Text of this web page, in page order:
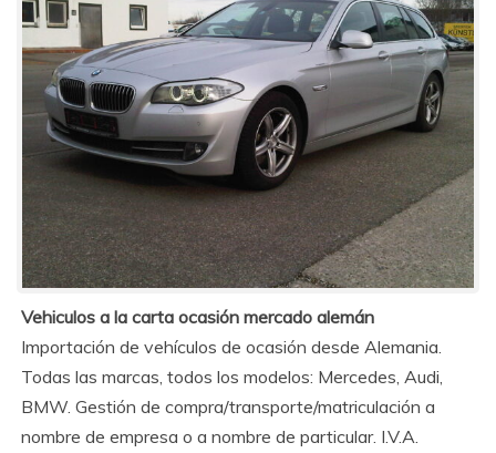
Vehiculos a la carta ocasión mercado alemán
Importación de vehículos de ocasión desde Alemania.
Todas las marcas, todos los modelos: Mercedes, Audi,
BMW. Gestión de compra/transporte/matriculación a
nombre de empresa o a nombre de particular. I.V.A.